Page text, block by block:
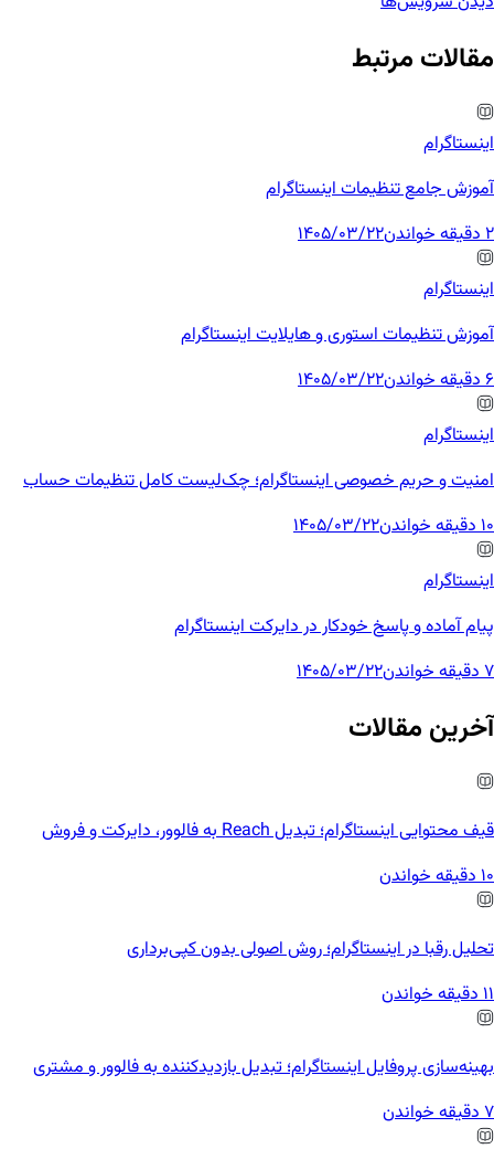
مقالات مرتبط
اینستاگرام
آموزش جامع تنظیمات اینستاگرام
2 دقیقه خواندن
1405/03/22
اینستاگرام
آموزش تنظیمات استوری و هایلایت اینستاگرام
6 دقیقه خواندن
1405/03/22
اینستاگرام
امنیت و حریم خصوصی اینستاگرام؛ چک‌لیست کامل تنظیمات حساب
10 دقیقه خواندن
1405/03/22
اینستاگرام
پیام آماده و پاسخ خودکار در دایرکت اینستاگرام
7 دقیقه خواندن
1405/03/22
آخرین مقالات
قیف محتوایی اینستاگرام؛ تبدیل Reach به فالوور، دایرکت و فروش
10 دقیقه خواندن
تحلیل رقبا در اینستاگرام؛ روش اصولی بدون کپی‌برداری
11 دقیقه خواندن
بهینه‌سازی پروفایل اینستاگرام؛ تبدیل بازدیدکننده به فالوور و مشتری
7 دقیقه خواندن